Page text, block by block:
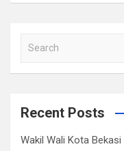
a
c
Recent Posts
Wakil Wali Kota